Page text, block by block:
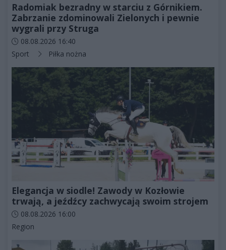
Radomiak bezradny w starciu z Górnikiem.
Zabrzanie zdominowali Zielonych i pewnie
wygrali przy Struga
Data dodania artykułu:
08.08.2026 16:40
Kategorie artykułu:
Sport Piłka nożna
Elegancja w siodle! Zawody w Kozłowie
trwają, a jeźdźcy zachwycają swoim strojem
Data dodania artykułu:
08.08.2026 16:00
Kategorie artykułu:
Region